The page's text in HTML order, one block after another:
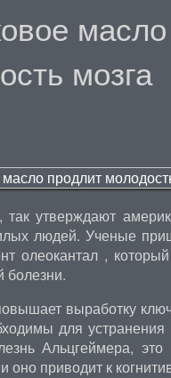
мозга
так утверждают
людей. Ученые
олеокантал ,
болезни.
выработку
для устранения
Альцгеймера, это
оно приводит к